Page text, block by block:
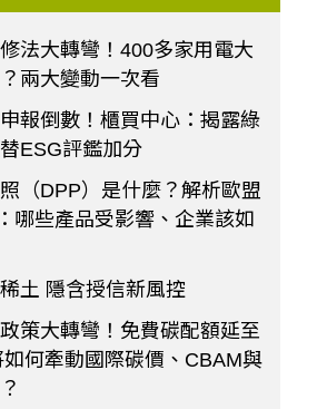
法大轉彎！400多家用電大
兩大變動一次看
報倒數！櫃買中心：揭露綠
ESG評鑑加分
（DPP）是什麼？解析歐盟
哪些產品受影響、企業該如
土 隱含授信新風控
策大轉彎！免費碳配額延至
何牽動國際碳價、CBAM與